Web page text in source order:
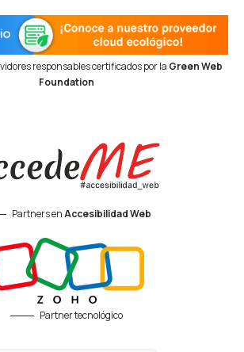
responsables certificados por la Green Web
Foundation
Partners enAccesibilidad Web
Partner tecnológico